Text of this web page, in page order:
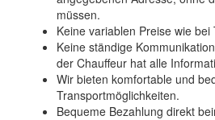
müssen.
Keine variablen Preise wie bei
Keine ständige
der Chauffeur hat alle
Wir bieten komfortable und
Transportmöglichkeiten.
Bequeme Bezahlung direkt